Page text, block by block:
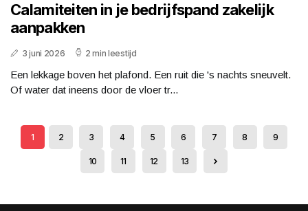
Calamiteiten in je bedrijfspand zakelijk
aanpakken
3 juni 2026 2 min leestijd
Een lekkage boven het plafond. Een ruit die 's nachts sneuvelt.
Of water dat ineens door de vloer tr...
1 2 3 4 5 6 7 8 9
10 11 12 13